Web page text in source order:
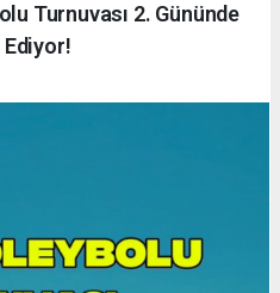
Turnuvası 2. Gününde
Ediyor!